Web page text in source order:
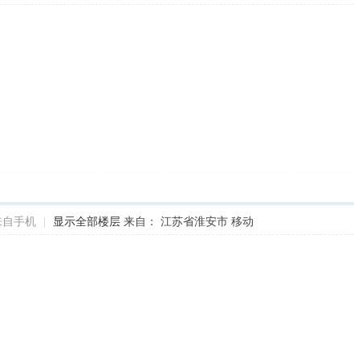
自手机 显示全部楼层 来自： 江苏省淮安市 移动